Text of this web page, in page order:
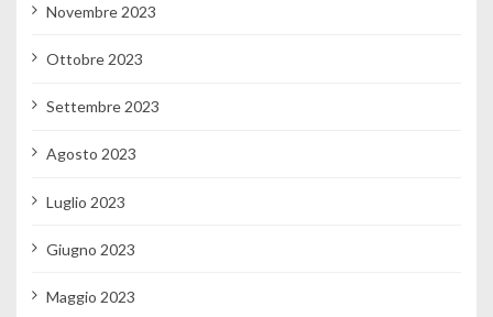
Novembre 2023
Ottobre 2023
Settembre 2023
Agosto 2023
Luglio 2023
Giugno 2023
Maggio 2023